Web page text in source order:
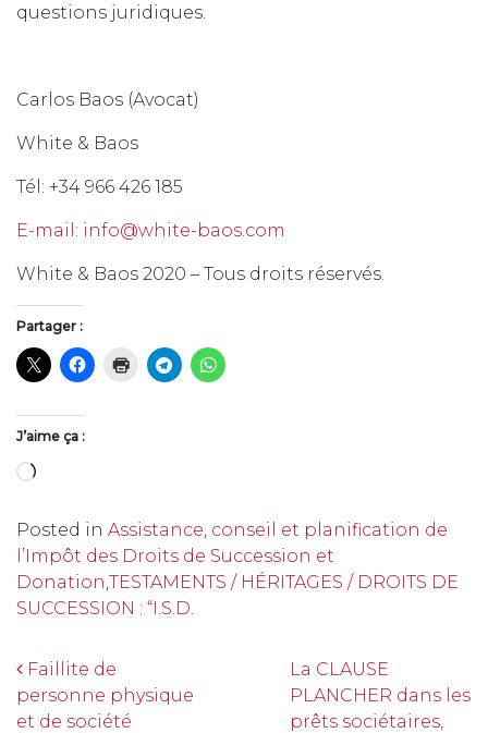
questions juridiques.
Carlos Baos (Avocat)
White & Baos
Tél: +34 966 426 185
E-mail: info@white-baos.com
White & Baos 2020 – Tous droits réservés.
Partager :
J’aime ça :
Chargement…
Posted in Assistance, conseil et planification de
l’Impôt des Droits de Succession et
Donation TESTAMENTS / HÉRITAGES / DROITS DE
SUCCESSION : “I.S.D.
Navigation
Faillite de
personne physique
et de société
La CLAUSE
PLANCHER dans les
prêts sociétaires,